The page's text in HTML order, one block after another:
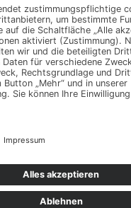
– Kontakt
Schuldnerberatung für
(ehemals) Selbständige